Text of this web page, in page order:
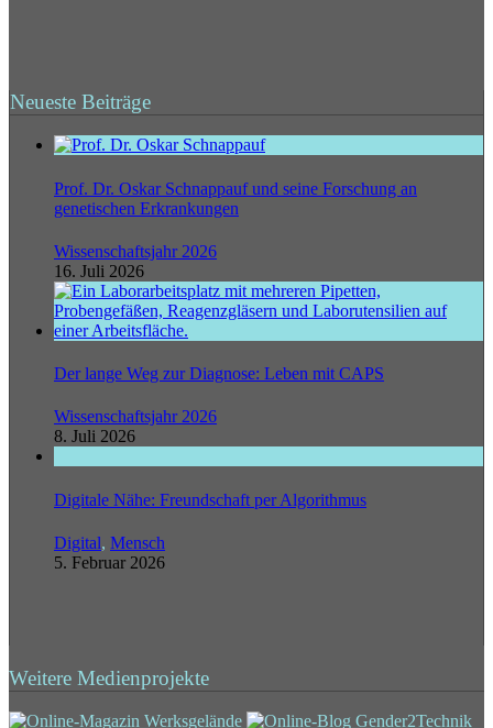
Neueste Beiträge
Prof. Dr. Oskar Schnappauf und seine Forschung an
genetischen Erkrankungen
Wissenschaftsjahr 2026
16. Juli 2026
Der lange Weg zur Diagnose: Leben mit CAPS
Wissenschaftsjahr 2026
8. Juli 2026
Digitale Nähe: Freundschaft per Algorithmus
Digital, Mensch
5. Februar 2026
Weitere Medienprojekte